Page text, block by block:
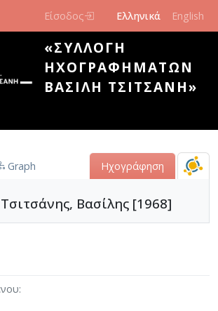
Είσοδος Ελληνικά English
«ΣΥΛΛΟΓΉ
ΗΧΟΓΡΑΦΗΜΆΤΩΝ
ΒΑΣΊΛΗ ΤΣΙΤΣΆΝΗ»
Graph Ηχογράφηση
Βασίλης [1968]